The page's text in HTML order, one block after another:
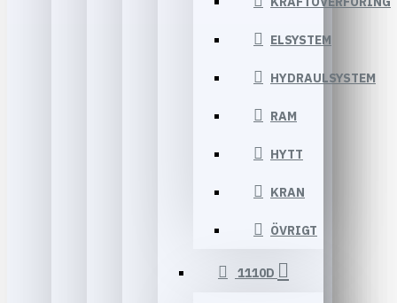
ELSYSTEM
HYDRAULSYSTEM
RAM
HYTT
KRAN
ÖVRIGT
1110D